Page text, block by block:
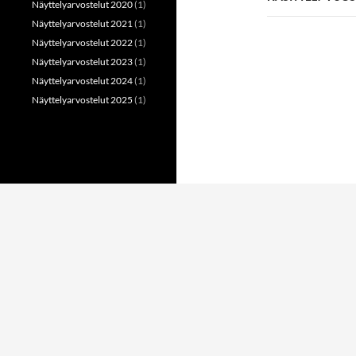
Näyttelyarvostelut 2020(1)
Näyttelyarvostelut 2021(1)
Näyttelyarvostelut 2022(1)
Näyttelyarvostelut 2023(1)
Näyttelyarvostelut 2024(1)
Näyttelyarvostelut 2025 (1)